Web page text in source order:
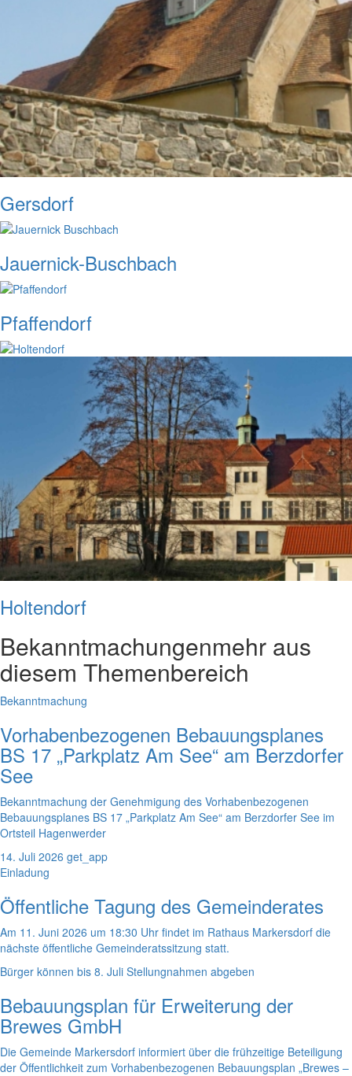
Gersdorf
Jauernick-Buschbach
Pfaffendorf
Holtendorf
Bekanntmachungenmehr aus
diesem Themenbereich
Bekanntmachung
Vorhabenbezogenen Bebauungsplanes
BS 17 „Parkplatz Am See“ am Berzdorfer
See
Bekanntmachung der Genehmigung des Vorhabenbezogenen
Bebauungsplanes BS 17 „Parkplatz Am See“ am Berzdorfer See im
Ortsteil Hagenwerder
14. Juli 2026 get_app
Einladung
Öffentliche Tagung des Gemeinderates
Am 11. Juni 2026 um 18:30 Uhr findet im Rathaus Markersdorf die
nächste öffentliche Gemeinderatssitzung statt.
Bürger können bis 8. Juli Stellungnahmen abgeben
Bebauungsplan für Erweiterung der
Brewes GmbH
Die Gemeinde Markersdorf informiert über die frühzeitige Beteiligung
der Öffentlichkeit zum Vorhabenbezogenen Bebauungsplan „Brewes –